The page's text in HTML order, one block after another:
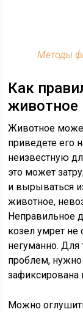
Методы
Как
животное
Животное
приведете его
неизвестную
это может
и вырываться
животное,
Неправильное
козел умрет не
негуманно. Для
проблем, нужно
зафиксирована
Можно